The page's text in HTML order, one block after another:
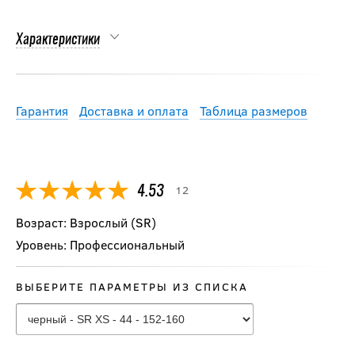
Характеристики
Гарантия Доставка и оплата Таблица размеров
4.53 12
Возраст: Взрослый (SR)
Уровень: Профессиональный
ВЫБЕРИТЕ ПАРАМЕТРЫ ИЗ СПИСКА
Термо-верх с
BAUER CORE SS
HYBRID TOP SR